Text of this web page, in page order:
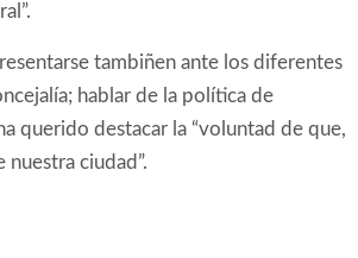
tambiñen ante los diferentes
hablar de la política de
querido destacar la “voluntad de que,
ciudad”.